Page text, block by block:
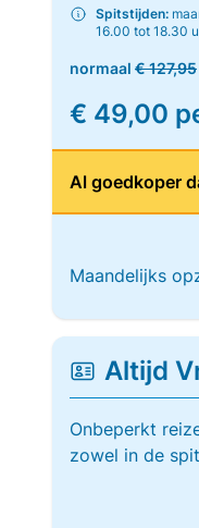
Spitstijden:
16.00 tot 18.30
normaal € 127,95
€ 49,00
Al goedkoper
Maandelijks
Altijd
Onbeperkt
zowel in de